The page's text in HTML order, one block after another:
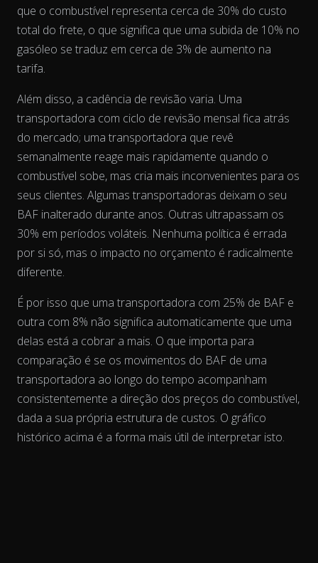
The chart has 2 Y axes displaying % and EUR/L.
que o combustível representa cerca de 30% do custo
total do frete, o que significa que uma subida de 10% no
gasóleo se traduz em cerca de 3% de aumento na
tarifa.
Além disso, a cadência de revisão varia. Uma
transportadora com ciclo de revisão mensal fica atrás
do mercado; uma transportadora que revê
semanalmente reage mais rapidamente quando o
combustível sobe, mas cria mais inconvenientes para os
seus clientes. Algumas transportadoras deixam o seu
BAF inalterado durante anos. Outras ultrapassam os
30% em períodos voláteis. Nenhuma política é errada
por si só, mas o impacto no orçamento é radicalmente
diferente.
É por isso que uma transportadora com 25% de BAF e
outra com 8% não significa automaticamente que uma
delas está a cobrar a mais. O que importa para
comparação é se os movimentos do BAF de uma
transportadora ao longo do tempo acompanham
consistentemente a direção dos preços do combustível,
dada a sua própria estrutura de custos. O gráfico
histórico acima é a forma mais útil de interpretar isto.